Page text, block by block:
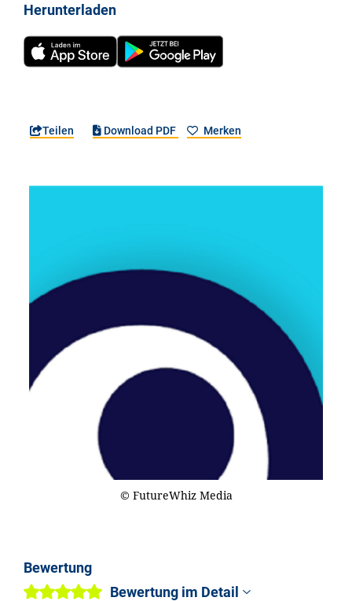
Herunterladen
Teilen Download PDF Merken
© FutureWhiz Media
Bewertung
Bewertung im Detail